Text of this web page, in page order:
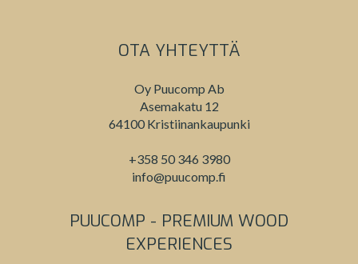
OTA YHTEYTTÄ
Oy Puucomp Ab
Asemakatu 12
64100 Kristiinankaupunki
+358 50 346 3980
info@puucomp.fi
PUUCOMP - PREMIUM WOOD
EXPERIENCES